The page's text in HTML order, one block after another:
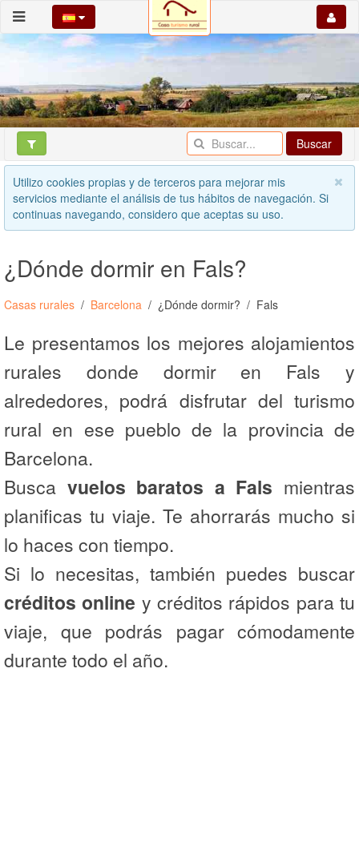
Buscar
Utilizo cookies propias y de terceros para mejorar mis
servicios mediante el análisis de tus hábitos de navegación. Si
continuas navegando, considero que aceptas su uso.
¿Dónde dormir en Fals?
Casas rurales Barcelona ¿Dónde dormir? Fals
Le presentamos los mejores alojamientos
rurales donde dormir en Fals y
alrededores, podrá disfrutar del turismo
rural en ese pueblo de la provincia de
Barcelona.
Busca vuelos baratos a Fals mientras
planificas tu viaje. Te ahorrarás mucho si
lo haces con tiempo.
Si lo necesitas, también puedes buscar
créditos online y créditos rápidos para tu
viaje, que podrás pagar cómodamente
durante todo el año.